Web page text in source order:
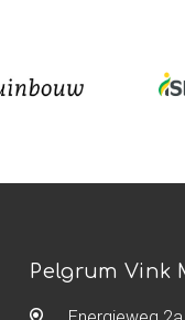
Pelgrum Vink